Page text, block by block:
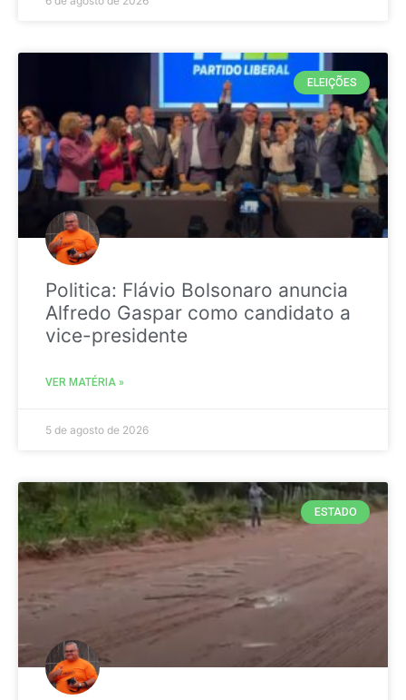
ELEIÇÕES
Politica: Flávio Bolsonaro anuncia
Alfredo Gaspar como candidato a
vice-presidente
VER MATÉRIA »
5 de agosto de 2026
ESTADO